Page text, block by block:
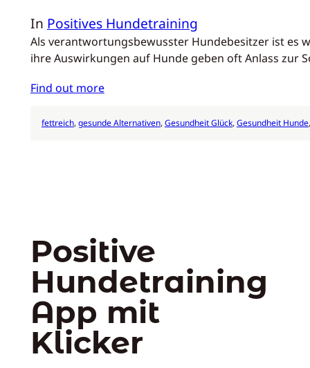
In Positives Hundetraining
Als verantwortungsbewusster Hundebesitzer ist es
ihre Auswirkungen auf Hunde geben oft Anlass zur
Find out more
fettreich, gesunde Alternativen, Gesundheit Glück, Gesundheit Hunde
Positive
Hundetraining
App mit
Klicker